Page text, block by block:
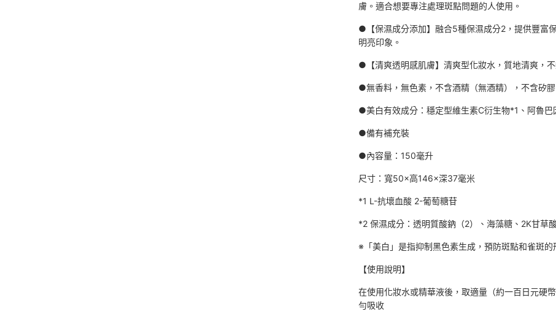
膚。適合想要專注處理斑點問題的人使用。
●【保濕成分添加】融合5種保濕成分2，提供豐富
明亮印象。
●【清爽透明感肌膚】清爽型化妝水，質地清爽，
●無香料，無色素，不含酒精（無酒精），不含矽
●美白有效成分：穩定型維生素C衍生物*1、阿魯巴
●備有補充裝
●內容量：150毫升
尺寸：寬50×高146×深37毫米
*1 L-抗壞血酸 2-葡萄糖苷
*2 保濕成分：透明質酸鈉（2）、海藻糖、2K甘草
※「美白」是指抑制黑色素生成，預防斑點和雀斑的
【使用說明】
在使用化妝水或精華液後，取適量（約一百日元硬
勻吸收